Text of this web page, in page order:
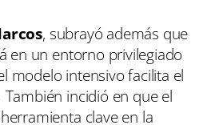
, subrayó además que
en un entorno privilegiado
modelo intensivo facilita el
incidió en que el
clave en la